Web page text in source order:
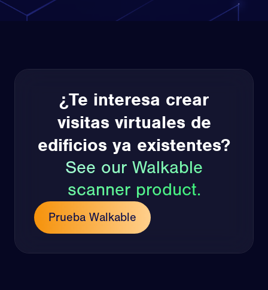
¿Te interesa crear
visitas virtuales de
edificios ya existentes?
See our Walkable
scanner product.
Prueba Walkable